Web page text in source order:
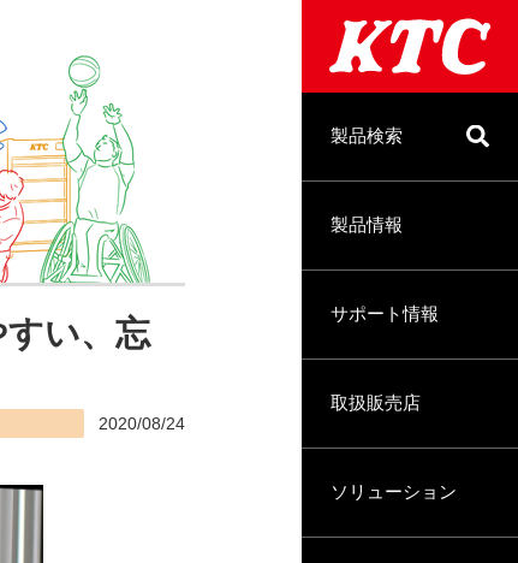
製品検索
製品情報
サポート情報
取扱販売店
ソリューション
い、忘
2020/08/24